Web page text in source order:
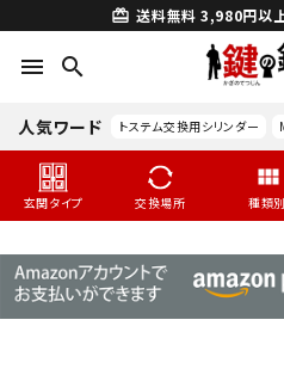
card_giftcard 送料無料 3,980円以
menu search
人気ワード トステム交換用シリンダー
玄関タイプ 交換場所 種類別